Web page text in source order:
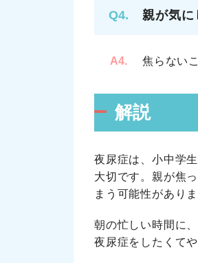
Q4. 親が気に
A4. 焦らない
解説
夜尿症は、小中学
大切です。親が焦
まう可能性がありま
朝の忙しい時間に
夜尿症をしたくて